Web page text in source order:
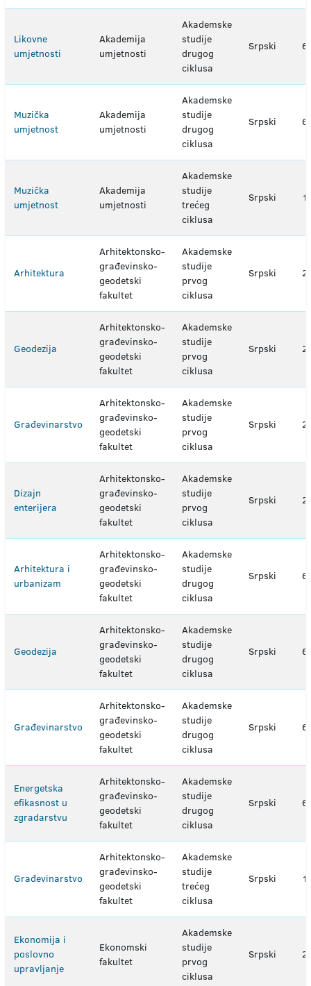
Likovne
umjetnosti
Akademija
umjetnosti
Akademske
studije
drugog
ciklusa
Srpski
Muzička
umjetnost
Akademija
umjetnosti
Akademske
studije
drugog
ciklusa
Srpski
Muzička
umjetnost
Akademija
umjetnosti
Akademske
studije
trećeg
ciklusa
Srpski
Arhitektura
Arhitektonsko-
građevinsko-
geodetski
fakultet
Akademske
studije
prvog
ciklusa
Srpski
Geodezija
Arhitektonsko-
građevinsko-
geodetski
fakultet
Akademske
studije
prvog
ciklusa
Srpski
Građevinarstvo
Arhitektonsko-
građevinsko-
geodetski
fakultet
Akademske
studije
prvog
ciklusa
Srpski
Dizajn
enterijera
Arhitektonsko-
građevinsko-
geodetski
fakultet
Akademske
studije
prvog
ciklusa
Srpski
Arhitektura i
urbanizam
Arhitektonsko-
građevinsko-
geodetski
fakultet
Akademske
studije
drugog
ciklusa
Srpski
Geodezija
Arhitektonsko-
građevinsko-
geodetski
fakultet
Akademske
studije
drugog
ciklusa
Srpski
Građevinarstvo
Arhitektonsko-
građevinsko-
geodetski
fakultet
Akademske
studije
drugog
ciklusa
Srpski
Energetska
efikasnost u
zgradarstvu
Arhitektonsko-
građevinsko-
geodetski
fakultet
Akademske
studije
drugog
ciklusa
Srpski
Građevinarstvo
Arhitektonsko-
građevinsko-
geodetski
fakultet
Akademske
studije
trećeg
ciklusa
Srpski
Ekonomija i
poslovno
upravljanje
Ekonomski
fakultet
Akademske
studije
prvog
ciklusa
Srpski